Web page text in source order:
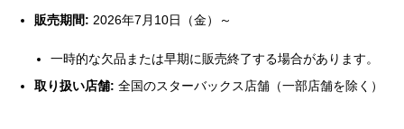
販売期間: 2026年7月10日（金）～
一時的な欠品または早期に販売終了する場合があります。
取り扱い店舗: 全国のスターバックス店舗（一部店舗を除く）